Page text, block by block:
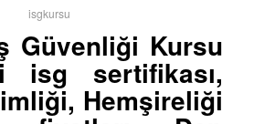
isgkursu
Güvenliği Kursu
isg sertifikası,
Hemşireliği